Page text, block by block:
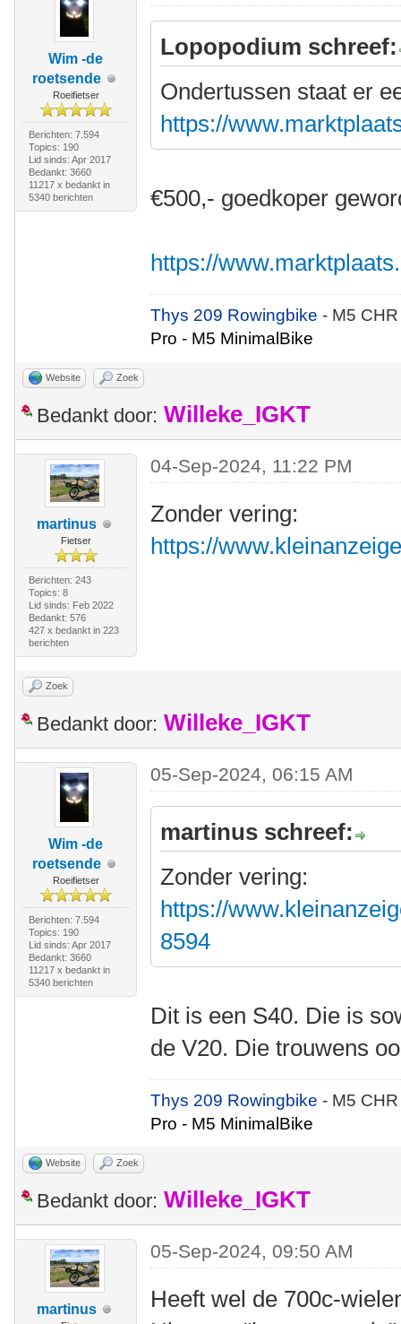
Wim -de
roetsende
Roeifietser
Berichten: 7.594
Topics: 190
Lid sinds: Apr 2017
Bedankt: 3660
11217 x bedankt in
5340 berichten
Lopopodium schreef:
Ondertussen staat er
https://
€500,- goedkoper
https://
Thys 209 Rowingbike- M5
Pro - M5 MinimalBike
Website Zoek
Bedankt door: Willeke_IGKT
martinus
Fietser
Berichten: 243
Topics: 8
Lid sinds: Feb 2022
Bedankt: 576
427 x bedankt in 223
berichten
04-Sep-2024, 11:22 PM
Zonder vering:
https://
Zoek
Bedankt door: Willeke_IGKT
Wim -de
roetsende
Roeifietser
Berichten: 7.594
Topics: 190
Lid sinds: Apr 2017
Bedankt: 3660
11217 x bedankt in
5340 berichten
05-Sep-2024, 06:15 AM
martinus schreef:
Zonder vering:
https://
8594
Dit is een S40. Die is
de V20. Die trouwens
Thys 209 Rowingbike- M5
Pro - M5 MinimalBike
Website Zoek
Bedankt door: Willeke_IGKT
martinus
05-Sep-2024, 09:50 AM
Heeft wel de 700c-